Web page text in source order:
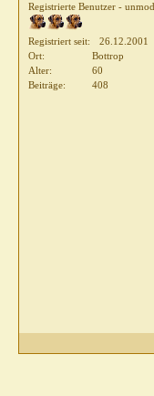
Registrierte Benutzer -
Registriert seit
26.12.2001
Ort
Bottrop
Alter
60
Beiträge
408